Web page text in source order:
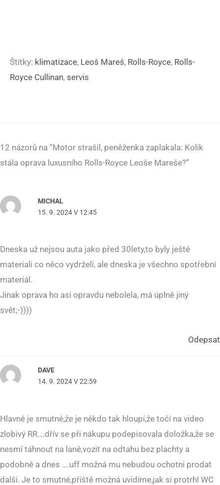
Štítky: klimatizace, Leoš Mareš, Rolls-Royce, Rolls-
Royce Cullinan, servis
12 názorů na “Motor strašil, peněženka zaplakala: Kolik
stála oprava luxusního Rolls-Royce Leoše Mareše?”
MICHAL
15. 9. 2024 V 12:45
Dneska už nejsou auta jako před 30lety,to byly ještě
materiali co něco vydrželi, ale dneska je všechno spotřební
materiál.
Jinak oprava ho asi opravdu nebolela, má úplně jiný
svět;-))))
Odepsat
DAVE
14. 9. 2024 V 22:59
Hlavně je smutné,že je někdo tak hloupí,že točí na video
zlobivý RR….dřív se při nákupu podepisovala doložka,že se
nesmí táhnout na laně,vozit na odtahu bez plachty a
podobně a dnes ….uff možná mu nebudou ochotni prodat
dalši. Je to smutné,příště možná uvidíme,jak si protrhl WC